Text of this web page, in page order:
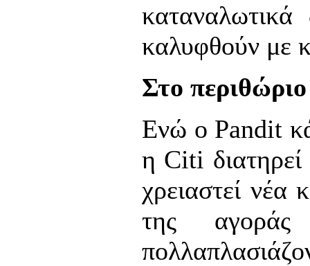
καλυφθούν με
Στο περιθώριο
Ενώ ο Pandit
η Citi διατηρεί
χρειαστεί νέα
της